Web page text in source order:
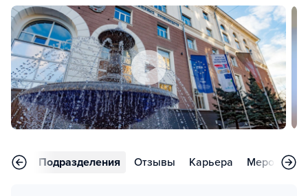
Подразделения Отзывы Карьера